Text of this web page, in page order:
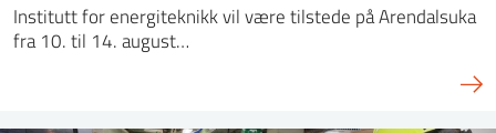
Institutt for energiteknikk vil være tilstede på Arendalsuka
fra 10. til 14. august…